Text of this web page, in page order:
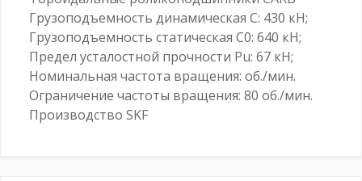
Грузоподъемность динамическая C: 430 кН;
Грузоподъемность статическая C0: 640 кН;
Предел усталостной прочности Pu: 67 кН;
Номинальная частота вращения: об./мин.
Ограничение частоты вращения: 80 об./мин.
Производство SKF